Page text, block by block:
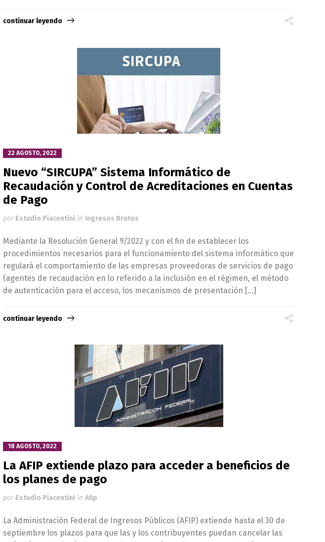
continuar leyendo
22 AGOSTO, 2022
Nuevo “SIRCUPA” Sistema Informático de
Recaudación y Control de Acreditaciones en Cuentas
de Pago
por Estudio Piacentini in Ingresos Brutos
Mediante la Resolución General 9/2022 y con el fin de establecer los
procedimientos necesarios para el funcionamiento del sistema informático que
regulará el comportamiento de las empresas proveedoras de servicios de pago
(agentes de recaudación en lo referido a la inclusión en el régimen, el método
de autenticación para el acceso, los mecanismos de presentación […]
continuar leyendo
18 AGOSTO, 2022
La AFIP extiende plazo para acceder a beneficios de
los planes de pago
por Estudio Piacentini in Afip
La Administración Federal de Ingresos Públicos (AFIP) extiende hasta el 30 de
septiembre los plazos para que las y los contribuyentes puedan cancelar las